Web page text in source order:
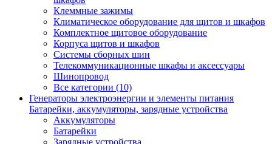
Клеммные зажимы
Климатическое оборудование для щитов и шкафов
Комплектное щитовое оборудование
Корпуса щитов и шкафов
Системы сборных шин
Телекоммуникационные шкафы и аксессуары
Шинопровод
Все категории (10)
Генераторы электроэнергии и элементы питания
Батарейки, аккумуляторы, зарядные устройства
Аккумуляторы
Батарейки
Зарядные устройства